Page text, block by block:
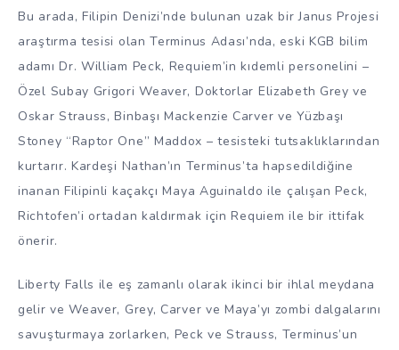
Bu arada, Filipin Denizi’nde bulunan uzak bir Janus Projesi
araştırma tesisi olan Terminus Adası’nda, eski KGB bilim
adamı Dr. William Peck, Requiem’in kıdemli personelini –
Özel Subay Grigori Weaver, Doktorlar Elizabeth Grey ve
Oskar Strauss, Binbaşı Mackenzie Carver ve Yüzbaşı
Stoney “Raptor One” Maddox – tesisteki tutsaklıklarından
kurtarır. Kardeşi Nathan’ın Terminus’ta hapsedildiğine
inanan Filipinli kaçakçı Maya Aguinaldo ile çalışan Peck,
Richtofen’i ortadan kaldırmak için Requiem ile bir ittifak
önerir.
Liberty Falls ile eş zamanlı olarak ikinci bir ihlal meydana
gelir ve Weaver, Grey, Carver ve Maya’yı zombi dalgalarını
savuşturmaya zorlarken, Peck ve Strauss, Terminus’un